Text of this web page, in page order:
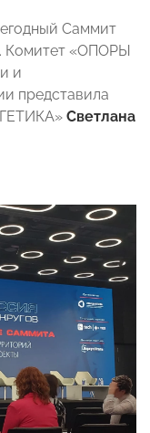
Саммит
Комитет «ОПОРЫ
и
представила
Светлана